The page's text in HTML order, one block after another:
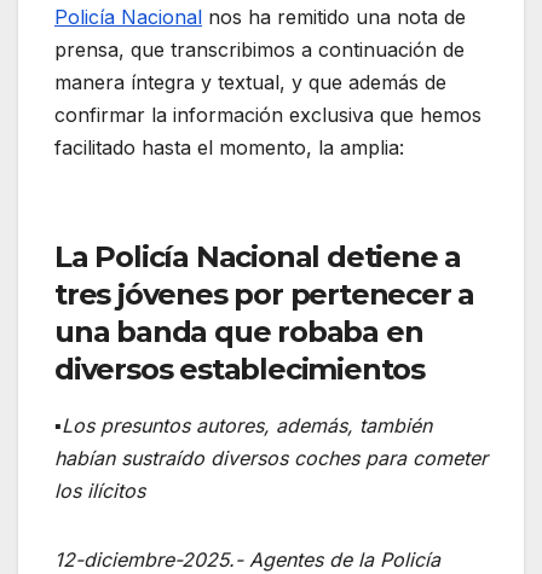
Policía Nacional nos ha remitido una nota de
prensa, que transcribimos a continuación de
manera íntegra y textual, y que además de
confirmar la información exclusiva que hemos
facilitado hasta el momento, la amplia:
La Policía Nacional detiene a
tres jóvenes por pertenecer a
una banda que robaba en
diversos establecimientos
▪Los presuntos autores, además, también
habían sustraído diversos coches para cometer
los ilícitos
12-diciembre-2025.- Agentes de la Policía